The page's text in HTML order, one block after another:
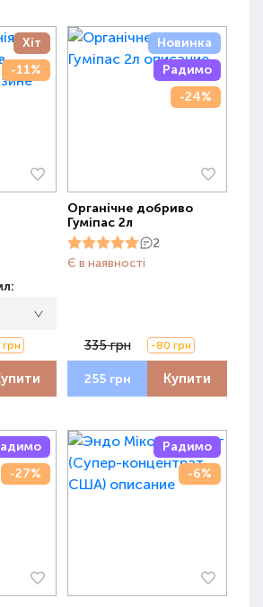
Хіт
-11%
Новинка
Радимо
-24%
Органічне добриво
Гуміпас 2л
2
Є в наявності
335 грн -80 грн
255 грн Купити
-27%
Радимо
-6%